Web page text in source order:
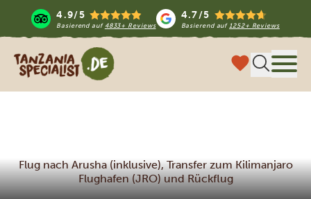
4.9/5
Basierend auf 4833+ Reviews
4.7/5
Basierend auf1252+ Reviews
Tanzania Specialist
Flug nach Arusha (inklusive), Transfer zum Kilimanjaro
Flughafen (JRO) und Rückflug